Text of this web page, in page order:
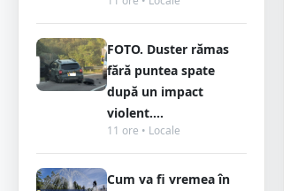
FOTO. Duster rămas
fără puntea spate
după un impact
violent....
11 ore • Locale
Cum va fi vremea în